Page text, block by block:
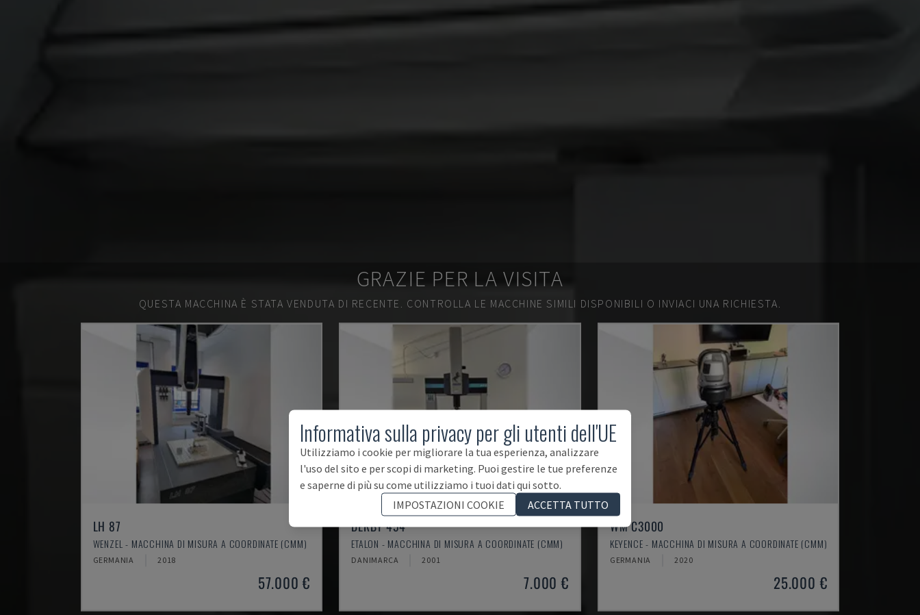
GRAZIE PER LA VISITA
QUESTA MACCHINA È STATA VENDUTA DI RECENTE. CONTROLLA LE MACCHINE SIMILI DISPONIBILI O INVIACI UNA RICHIESTA.
LH 87
WENZEL - MACCHINA DI MISURA A COORDINATE (CMM)
GERMANIA 2018
57.000 €
DERBY 454
ETALON - MACCHINA DI MISURA A COORDINATE (CMM)
DANIMARCA 2001
7.000 €
WM C3000
KEYENCE - MACCHINA DI MISURA A COORDINATE (CMM)
GERMANIA 2020
25.000 €
Informativa sulla privacy per gli utenti dell'UE
Utilizziamo i cookie per migliorare la tua esperienza, analizzare
l'uso del sito e per scopi di marketing. Puoi gestire le tue preferenze
e saperne di più su come utilizziamo i tuoi dati qui sotto.
IMPOSTAZIONI COOKIE
ACCETTA TUTTO